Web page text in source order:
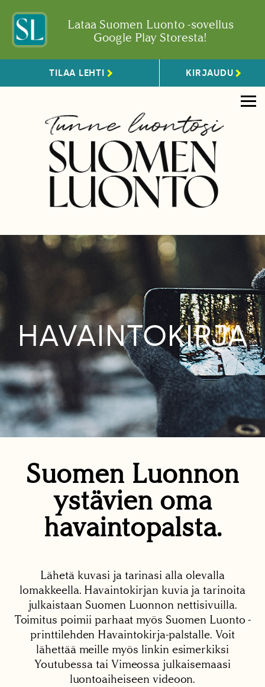
Lataa Suomen Luonto -sovellus
Google Play Storesta!
TILAA LEHTI KIRJAUDU
HAVAINTOKIRJA
Suomen Luonnon
ystävien oma
havaintopalsta.
Lähetä kuvasi ja tarinasi alla olevalla
lomakkeella. Havaintokirjan kuvia ja tarinoita
julkaistaan Suomen Luonnon nettisivuilla.
Toimitus poimii parhaat myös Suomen Luonto -
printtilehden Havaintokirja-palstalle. Voit
lähettää meille myös linkin esimerkiksi
Youtubessa tai Vimeossa julkaisemaasi
luontoaiheiseen videoon.